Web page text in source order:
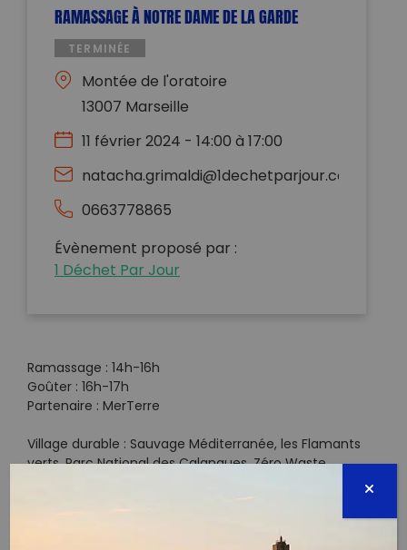
RAMASSAGE À NOTRE DAME DE LA GARDE
TERMINÉE
Montée de l'oratoire
13007 Marseille
11 février 2024 - 14:00 à 17:00
natacha.grimaldi@1dechetparjour.com
0663778865
Évènement proposé par :
1 Déchet Par Jour
Ramassage : 14h-16h
Goûter : 16h-17h
Partenaire : MerTerre
Village durable : Sauvage Méditerranée, les Flamants
verts, Parc National des Calanques, Zéro Waste
Sacs & gants fournis, mais n’hésite pas à ramener